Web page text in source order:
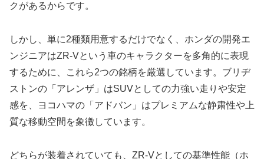
クがあるからです。
しかし、単に2種類用意するだけでなく、ホンダの開発エ
ンジニアはZR-Vという車のキャラクターを多角的に表現
するために、これら2つの銘柄を厳選しています。ブリヂ
ストンの「アレンザ」はSUVとしての力強い走りや安定
感を、ヨコハマの「アドバン」はプレミアムな静粛性や上
質な移動空間を象徴しています。
どちらが装着されていても、ZR-Vとしての基準性能（ホ